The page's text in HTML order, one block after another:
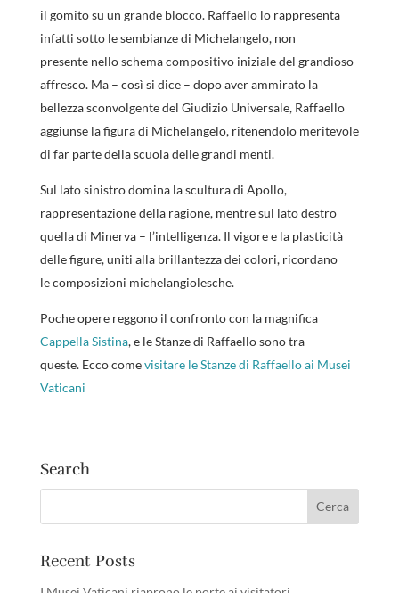
il gomito su un grande blocco. Raffaello lo rappresenta
infatti sotto le sembianze di Michelangelo, non
presente nello schema compositivo iniziale del grandioso
affresco. Ma – così si dice – dopo aver ammirato la
bellezza sconvolgente del Giudizio Universale, Raffaello
aggiunse la figura di Michelangelo, ritenendolo meritevole
di far parte della scuola delle grandi menti.
Sul lato sinistro domina la scultura di Apollo,
rappresentazione della ragione, mentre sul lato destro
quella di Minerva – l’intelligenza. Il vigore e la plasticità
delle figure, uniti alla brillantezza dei colori, ricordano
le composizioni michelangiolesche.
Poche opere reggono il confronto con la magnifica
Cappella Sistina, e le Stanze di Raffaello sono tra
queste. Ecco comevisitare le Stanze di Raffaello ai Musei
Vaticani
Search
Recent Posts